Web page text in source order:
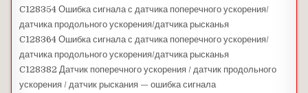
C128354 Ошибка сигнала с датчика поперечного ускорения/
датчика продольного ускорения/датчика рысканья
C128364 Ошибка сигнала с датчика поперечного ускорения/
датчика продольного ускорения/датчика рысканья
C128382 Датчик поперечного ускорения / датчик продольного
ускорения / датчик рыскания — ошибка сигнала